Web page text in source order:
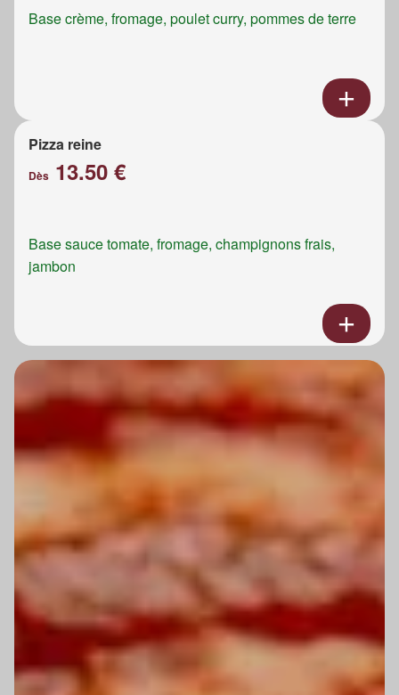
Base crème, fromage, poulet curry, pommes de terre
Pizza reine
Dès 13.50 €
Base sauce tomate, fromage, champignons frais,
jambon